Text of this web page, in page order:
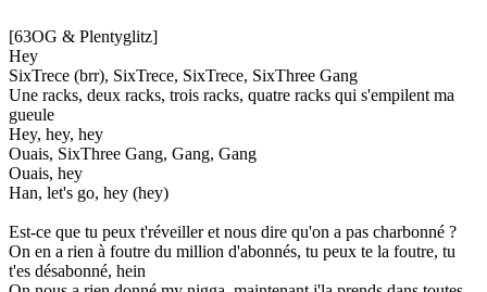
[63OG & Plentyglitz]
Hey
SixTrece (brr), SixTrece, SixTrece, SixThree Gang
Une racks, deux racks, trois racks, quatre racks qui s'empilent ma
gueule
Hey, hey, hey
Ouais, SixThree Gang, Gang, Gang
Ouais, hey
Han, let's go, hey (hey)
Est-ce que tu peux t'réveiller et nous dire qu'on a pas charbonné ?
On en a rien à foutre du million d'abonnés, tu peux te la foutre, tu
t'es désabonné, hein